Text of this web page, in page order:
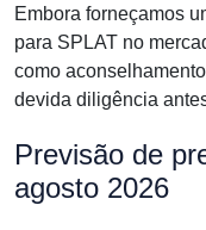
Embora forneçamos
para SPLAT no
como
devida diligência
Previsão de
agosto 2026